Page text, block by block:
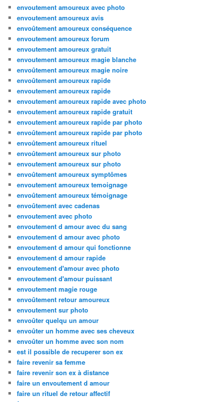
envoutement amoureux avec photo
envoutement amoureux avis
envoûtement amoureux conséquence
envoutement amoureux forum
envoutement amoureux gratuit
envoutement amoureux magie blanche
envoûtement amoureux magie noire
envoûtement amoureux rapide
envoutement amoureux rapide
envoutement amoureux rapide avec photo
envoutement amoureux rapide gratuit
envoutement amoureux rapide par photo
envoûtement amoureux rapide par photo
envoûtement amoureux rituel
envoûtement amoureux sur photo
envoutement amoureux sur photo
envoûtement amoureux symptômes
envoutement amoureux temoignage
envoûtement amoureux témoignage
envoûtement avec cadenas
envoutement avec photo
envoutement d amour avec du sang
envoutement d amour avec photo
envoutement d amour qui fonctionne
envoutement d amour rapide
envoutement d'amour avec photo
envoutement d'amour puissant
envoutement magie rouge
envoûtement retour amoureux
envoutement sur photo
envoûter quelqu un amour
envoûter un homme avec ses cheveux
envoûter un homme avec son nom
est il possible de recuperer son ex
faire revenir sa femme
faire revenir son ex à distance
faire un envoutement d amour
faire un rituel de retour affectif